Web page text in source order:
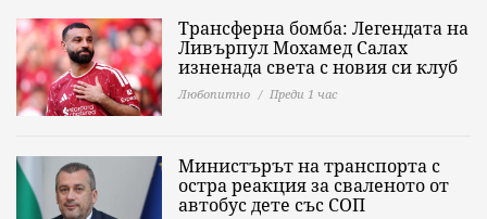
Трансферна бомба: Легендата на
Ливърпул Мохамед Салах
изненада света с новия си клуб
Любопитно Преди 1 час
Министърът на транспорта с
остра реакция за сваленото от
автобус дете със СОП